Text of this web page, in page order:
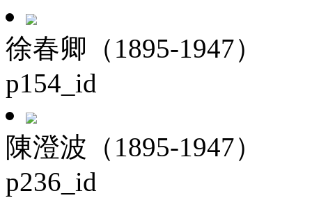
徐春卿（1895-1947）
p154_id
陳澄波（1895-1947）
p236_id